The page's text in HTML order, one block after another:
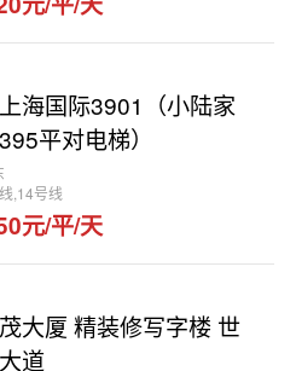
海国际3901（小陆家
平对电梯）
,14号线
元/平/天
大厦 精装修写字楼 世
道